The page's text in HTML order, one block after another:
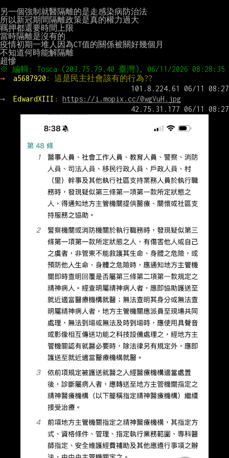
另一個強制就醫隔離的是走感染病防治法
所以新冠期間隔離政策是真的權力過大
羈押都還要時間上限
當時隔離是沒有的
疫情初期一堆人因為CT值的關係被關好幾個月
不知道何時能解隔離
→
a5687920 : 這是民主社會該有的行為??
→ EdwardXIII : https://i.mopix.cc/0wgVuH.jpg